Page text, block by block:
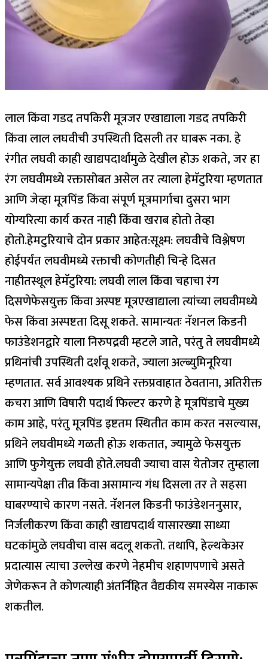
लाल किंवा गडद तपकिरी मूत्रजर एखाद्याला गडद तपकिरी
किंवा लाल लघवीची उपस्थिती दिसली तर घाबरू नका.हे
रंगीत लघवी काही खाद्यपदार्थांमुळे देखील होऊ शकते, जर हा
रंग लघवीमध्ये रक्तासोबत असेल तर त्याला हेमॅटुरिया म्हणतात
आणि जेव्हा मूत्रपिंड किंवा संपूर्ण मूत्रमार्गाचा दुसरा भाग
योग्यरित्या कार्य करत नाही किंवा खराब होतो तेव्हा
होतो.हेमटुरियाचे दोन प्रकार आहेत:सूक्ष्म: लघवीचे विश्लेषण
होईपर्यंत लघवीमध्ये रक्ताची कोणतीही चिन्हे दिसत
नाहीतस्थूल हेमॅटुरिया: लघवी लाल किंवा चहाचा रंग
दिसणेफेसयुक्त किंवा अस्पष्ट मूत्रएखाद्याला त्यांच्या लघवीमध्ये
फेस किंवा अस्पष्टता दिसू शकते. सामान्यतः नॅशनल किडनी
फाउंडेशनद्वारे याला निरुपद्रवी म्हटले जाते, परंतु ते लघवीमध्ये
प्रथिनांची उपस्थिती दर्शवू शकते, ज्याला अल्ब्युमिनूरिया
म्हणतात.सर्व आवश्यक प्रथिने रक्तप्रवाहात ठेवताना, अतिरीक्त
कचरा आणि विषारी पदार्थ फिल्टर करणे हे मूत्रपिंडाचे मुख्य
काम आहे, परंतु मूत्रपिंड इष्टतम स्थितीत काम करत नसल्यास,
प्रथिने लघवीमध्ये गळती होऊ शकतात, ज्यामुळे फेसयुक्त
आणि फुगेयुक्त लघवी होते.लघवी ज्याचा वास येतोजर तुम्हाला
सामान्यपेक्षा तीव्र किंवा असामान्य गंध दिसला तर ते सहसा
घाबरण्याचे कारण नसते. नॅशनल किडनी फाउंडेशननुसार,
निर्जलीकरण किंवा काही खाद्यपदार्थ यासारख्या साध्या
घटकांमुळे लघवीचा वास बदलू शकतो.तथापि, हेल्थकेअर
प्रदात्यास त्याचा उल्लेख करणे नेहमीच शहाणपणाचे असते
जेणेकरून ते कोणत्याही अंतर्निहित वैद्यकीय समस्येस नाकारू
शकतील.